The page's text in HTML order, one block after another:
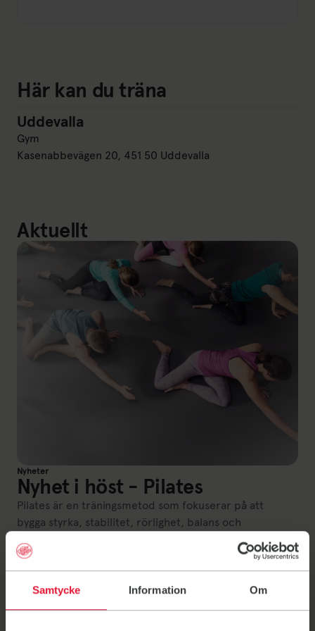
Samtycke Information Om
Här kan du träna
Uddevalla
Uddevalla
Gym
Kasenabbevägen 20, 451 50 Uddevalla
Aktuellt
Nyheter
Nyhet i höst - Pilates
Pilates är en träningsmetod som fokuserar på att
bygga styrka, stabilitet, rörlighet, balans och
kroppskontroll genom medvetna rörelser, ofta
koordinerade tillsammans med andetaget.
5 juni 2026